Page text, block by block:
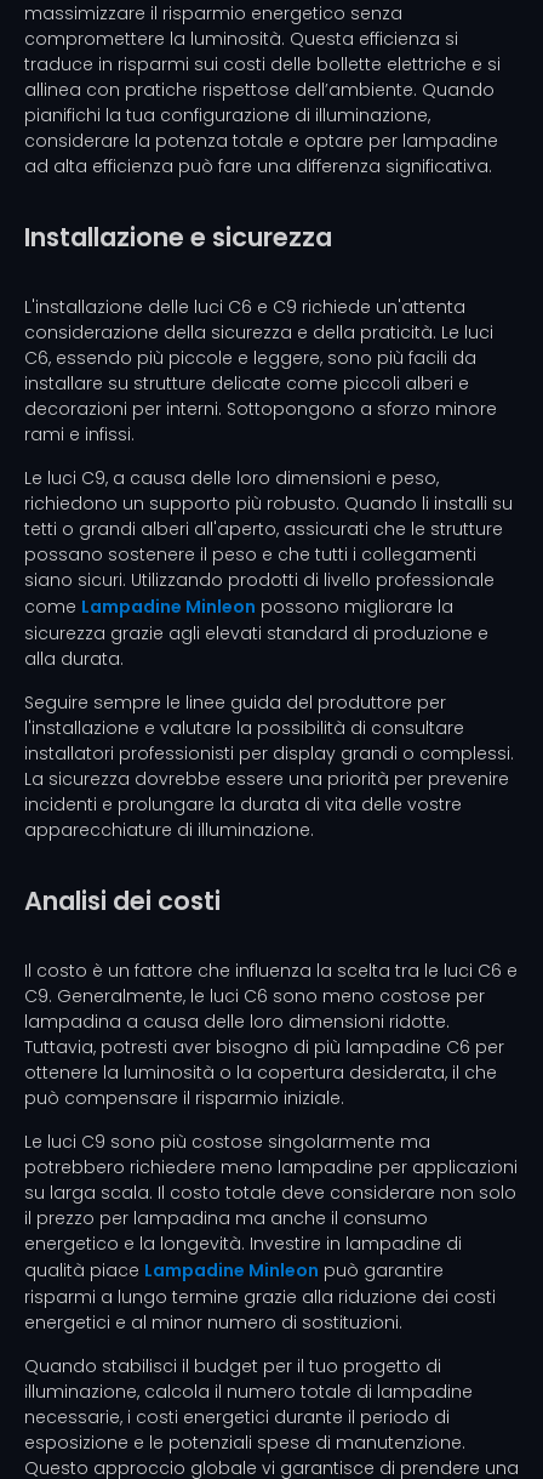
massimizzare il risparmio energetico senza
compromettere la luminosità. Questa efficienza si
traduce in risparmi sui costi delle bollette elettriche e si
allinea con pratiche rispettose dell’ambiente. Quando
pianifichi la tua configurazione di illuminazione,
considerare la potenza totale e optare per lampadine
ad alta efficienza può fare una differenza significativa.
Installazione e sicurezza
L'installazione delle luci C6 e C9 richiede un'attenta
considerazione della sicurezza e della praticità. Le luci
C6, essendo più piccole e leggere, sono più facili da
installare su strutture delicate come piccoli alberi e
decorazioni per interni. Sottopongono a sforzo minore
rami e infissi.
Le luci C9, a causa delle loro dimensioni e peso,
richiedono un supporto più robusto. Quando li installi su
tetti o grandi alberi all'aperto, assicurati che le strutture
possano sostenere il peso e che tutti i collegamenti
siano sicuri. Utilizzando prodotti di livello professionale
come Lampadine Minleon possono migliorare la
sicurezza grazie agli elevati standard di produzione e
alla durata.
Seguire sempre le linee guida del produttore per
l'installazione e valutare la possibilità di consultare
installatori professionisti per display grandi o complessi.
La sicurezza dovrebbe essere una priorità per prevenire
incidenti e prolungare la durata di vita delle vostre
apparecchiature di illuminazione.
Analisi dei costi
Il costo è un fattore che influenza la scelta tra le luci C6 e
C9. Generalmente, le luci C6 sono meno costose per
lampadina a causa delle loro dimensioni ridotte.
Tuttavia, potresti aver bisogno di più lampadine C6 per
ottenere la luminosità o la copertura desiderata, il che
può compensare il risparmio iniziale.
Le luci C9 sono più costose singolarmente ma
potrebbero richiedere meno lampadine per applicazioni
su larga scala. Il costo totale deve considerare non solo
il prezzo per lampadina ma anche il consumo
energetico e la longevità. Investire in lampadine di
qualità piace Lampadine Minleon può garantire
risparmi a lungo termine grazie alla riduzione dei costi
energetici e al minor numero di sostituzioni.
Quando stabilisci il budget per il tuo progetto di
illuminazione, calcola il numero totale di lampadine
necessarie, i costi energetici durante il periodo di
esposizione e le potenziali spese di manutenzione.
Questo approccio globale vi garantisce di prendere una